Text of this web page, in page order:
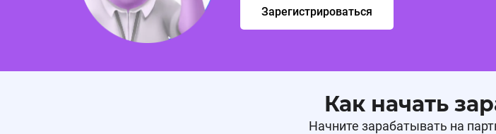
Зарегистрироваться
Как начать
Начните зарабатывать на